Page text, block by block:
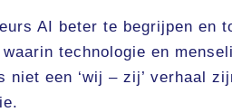
AI beter te begrijpen en
technologie en
een ‘wij – zij’ verhaal